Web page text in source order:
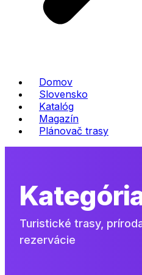
Domov
Slovensko
Katalóg
Magazín
Plánovač trasy
Turistické trasy,
rezervácie